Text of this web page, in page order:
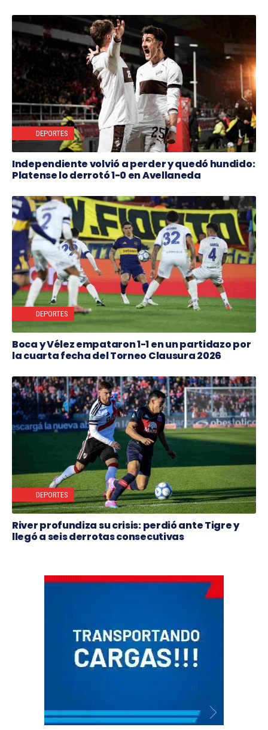
DEPORTES
Independiente volvió a perder y quedó hundido:
Platense lo derrotó 1-0 en Avellaneda
DEPORTES
Boca y Vélez empataron 1-1 en un partidazo por
la cuarta fecha del Torneo Clausura 2026
DEPORTES
River profundiza su crisis: perdió ante Tigre y
llegó a seis derrotas consecutivas